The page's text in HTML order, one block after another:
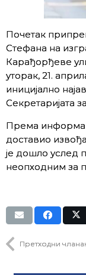
Почетак
Стефана на
Карађорђеве
уторак, 21.
иницијално
Секретаријата
Према
доставио
је дошло услед
неопходним за
Претходни